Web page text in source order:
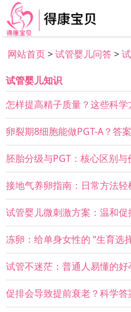
网站首页>试管婴儿问答>
试管婴儿知识
怎样提高精子质量？这些科
卵裂期8细胞能做PGT-A？答
胚胎分级与PGT：核心区别与
接地气养卵指南：日常方法轻
试管婴儿微刺激方案：温和促
冻卵：给单身女性的 “生育选
试管不迷茫：普通人易懂的好
促排会导致提前衰老？科学答